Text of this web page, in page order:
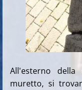
All'esterno
muretto, si